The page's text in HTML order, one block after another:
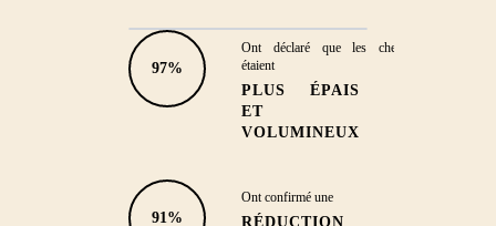
EFFICACITÉ DÉMONTRÉE
CHEVEUX PLUS FORTS
ET PLUS RÉSISTANTS
chute a diminué de moitié.'
97%
Ont déclaré que les cheveux
étaient
PLUS ÉPAIS
ET
VOLUMINEUX
91%
Ont confirmé une
RÉDUCTION